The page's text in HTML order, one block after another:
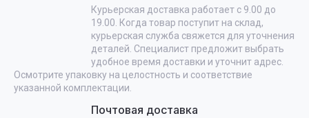
Курьерская доставка работает с 9.00 до
19.00. Когда товар поступит на склад,
курьерская служба свяжется для уточнения
деталей. Специалист предложит выбрать
удобное время доставки и уточнит адрес.
Осмотрите упаковку на целостность и соответствие
указанной комплектации.
Почтовая доставка